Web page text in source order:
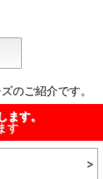
のご紹介です。
ます。
す